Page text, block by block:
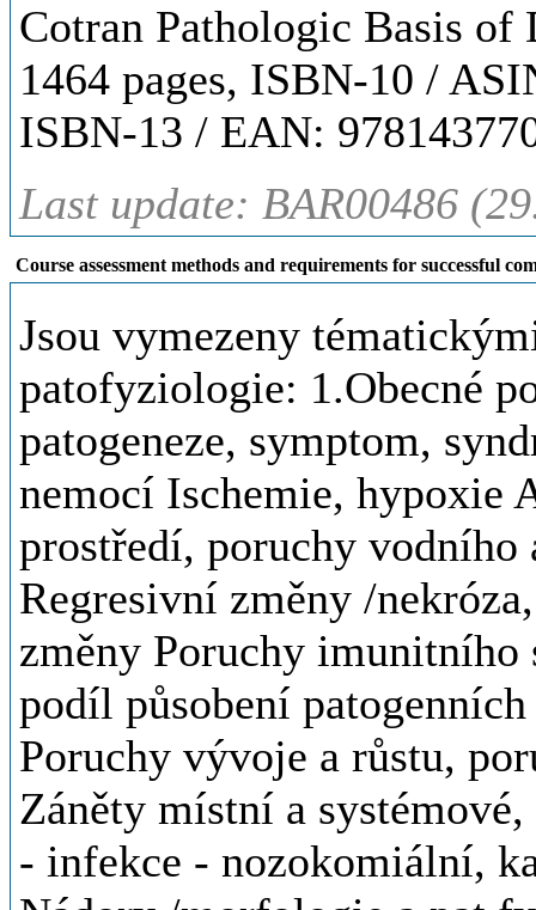
Cotran Pathologic Basis of
1464 pages, ISBN-10 /
ISBN-13 / EAN:
Last update: BAR00486
Course assessment methods and requirements for successful
Jsou vymezeny
patofyziologie: 1.Obecné
patogeneze, symptom,
nemocí Ischemie, hypoxie
prostředí, poruchy
Regresivní změny /
změny Poruchy imunitního
podíl působení
Poruchy vývoje a růstu,
Záněty místní a
- infekce - nozokomiální,